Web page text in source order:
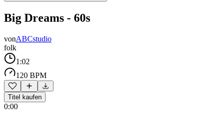
Big Dreams - 60s
vonABCstudio
folk
1:02
120 BPM
Titel kaufen
0:00